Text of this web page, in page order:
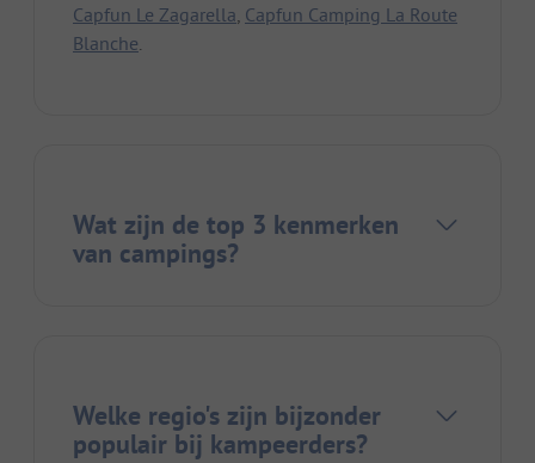
Capfun Le Zagarella, Capfun Camping La Route
Blanche.
Wat zijn de top 3 kenmerken
van campings?
Welke regio's zijn bijzonder
populair bij kampeerders?